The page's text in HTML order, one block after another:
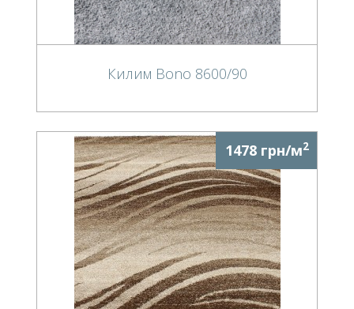
Килим Bono 8600/90
1478 грн/м2